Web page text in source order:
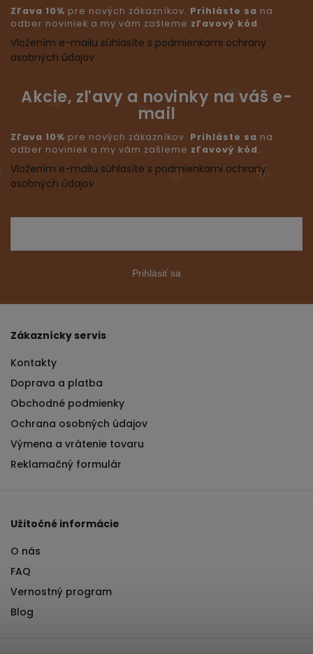
Zľava 10% pre nových zákazníkov. Prihláste sa na
odber noviniek a my vám zašleme zľavový kód.
Vložením e-mailu súhlasíte s podmienkami ochrany
osobných údajov .
Akcie, zľavy a novinky na váš e-
mail
Zľava 10% pre nových zákazníkov. Prihláste sa na
odber noviniek a my vám zašleme zľavový kód.
Vložením e-mailu súhlasíte s podmienkami ochrany
osobných údajov .
Prihlásiť sa
Zákaznícky servis
Kontakty
Doprava a platba
Obchodné podmienky
Ochrana osobných údajov
Výmena a vrátenie tovaru
Reklamačný formulár
Užitočné informácie
O nás
FAQ
Vernostný program
Blog